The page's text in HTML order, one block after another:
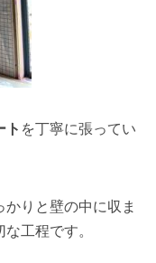
ト を丁寧に張ってい
りと壁の中に収ま
工程です。